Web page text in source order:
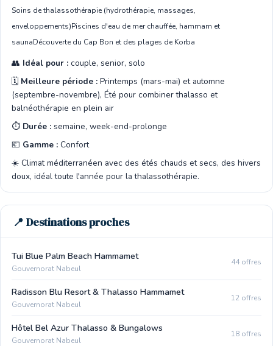
Soins de thalassothérapie (hydrothérapie, massages,
enveloppements)Piscines d'eau de mer chauffée, hammam et
saunaDécouverte du Cap Bon et des plages de Korba
👥 Idéal pour : couple, senior, solo
🗓️ Meilleure période : Printemps (mars-mai) et automne
(septembre-novembre), Été pour combiner thalasso et
balnéothérapie en plein air
⏱️ Durée : semaine, week-end-prolonge
💶 Gamme : Confort
☀️ Climat méditerranéen avec des étés chauds et secs, des hivers
doux, idéal toute l'année pour la thalassothérapie.
📍 Destinations proches
Tui Blue Palm Beach Hammamet
Gouvernorat Nabeul
44 offres
Radisson Blu Resort & Thalasso Hammamet
Gouvernorat Nabeul
12 offres
Hôtel Bel Azur Thalasso & Bungalows
Gouvernorat Nabeul
18 offres